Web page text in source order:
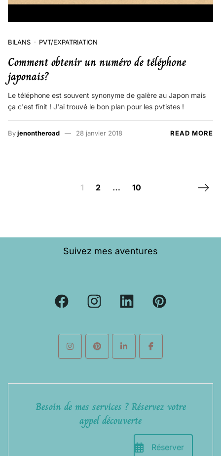
BILANS PVT/EXPATRIATION
Comment obtenir un numéro de téléphone
japonais?
Le téléphone est souvent synonyme de galère au Japon mais
ça c'est finit ! J'ai trouvé le bon plan pour les pvtistes !
Byjenontheroad 28 janvier 2018 READ MORE
Posts navigation
1 2 … 10 Next
Suivez mes aventures
Besoin de mes services ? Réservez votre
appel découverte
Réserver